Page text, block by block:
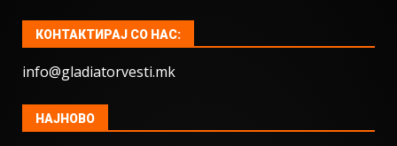
КОНТАКТИРАЈ СО НАС:
info@gladiatorvesti.mk
НАЈНОВО